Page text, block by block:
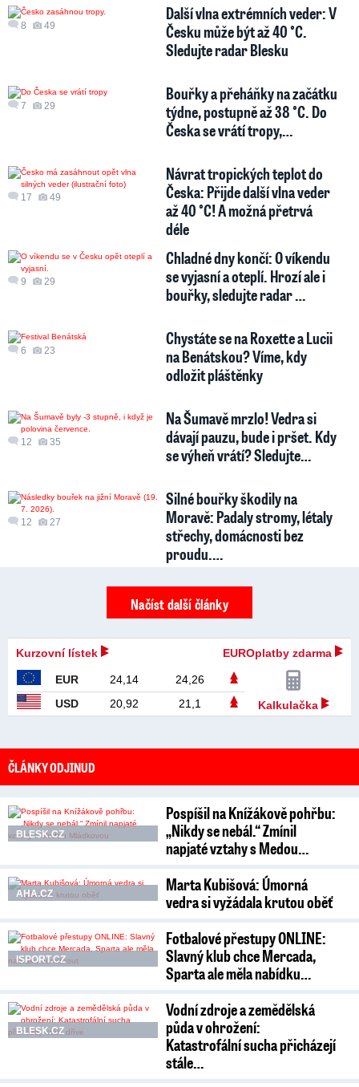
8 49
Další vlna extrémních veder: V
Česku může být až 40 °C.
Sledujte radar Blesku
7 29
Bouřky a přeháňky na začátku
týdne, postupně až 38 °C. Do
Česka se vrátí tropy,…
17 49
Návrat tropických teplot do
Česka: Přijde další vlna veder
až 40 °C! A možná přetrvá
déle
9 29
Chladné dny končí: O víkendu
se vyjasní a oteplí. Hrozí ale i
bouřky, sledujte radar …
6 23
Chystáte se na Roxette a Lucii
na Benátskou? Víme, kdy
odložit pláštěnky
12 35
Na Šumavě mrzlo! Vedra si
dávají pauzu, bude i pršet. Kdy
se výheň vrátí? Sledujte…
12 27
Silné bouřky škodily na
Moravě: Padaly stromy, létaly
střechy, domácnosti bez
proudu.…
Načíst další články
Kurzovní lístek EUROplatby zdarma
EUR 24,14
24,26
USD
20,92 21,1 Kalkulačka
ČLÁNKY ODJINUD
BLESK.CZ
Pospíšil na Knížákově pohřbu:
„Nikdy se nebál.“ Zmínil
napjaté vztahy s Medou…
AHA.CZ
Marta Kubišová: Úmorná
vedra si vyžádala krutou oběť
ISPORT.CZ
Fotbalové přestupy ONLINE:
Slavný klub chce Mercada,
Sparta ale měla nabídku…
BLESK.CZ
Vodní zdroje a zemědělská
půda v ohrožení:
Katastrofální sucha přicházejí
stále…